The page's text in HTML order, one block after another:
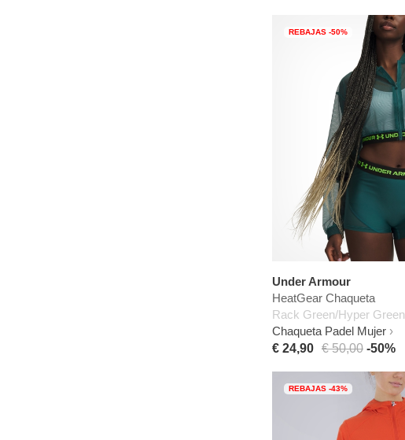
REBAJAS -50%
Under Armour
HeatGear Chaqueta
Rack Green/Hyper Green
Chaqueta Padel Mujer
€ 24,90 € 50,00 -50%
REBAJAS -43%